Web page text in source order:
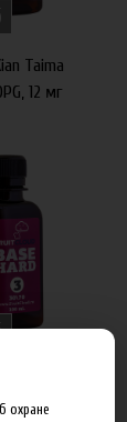
Taima
12 мг
12 мг
охране